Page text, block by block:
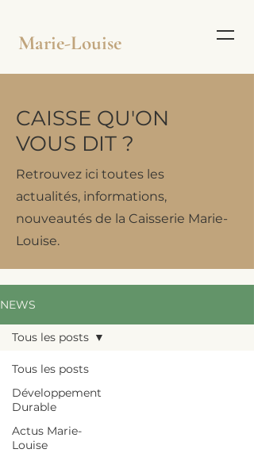
Marie-Louise
CAISSE QU'ON
VOUS DIT ?
Retrouvez ici toutes les
actualités, informations,
nouveautés de la Caisserie Marie-
Louise.
NEWS
Tous les posts
Développement
Durable
Actus Marie-
Louise
Tous les posts